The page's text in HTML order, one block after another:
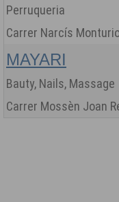
Perruqueria
Carrer Narcís
MAYARI
Bauty, Nails, Massage
Carrer Mossèn Joan